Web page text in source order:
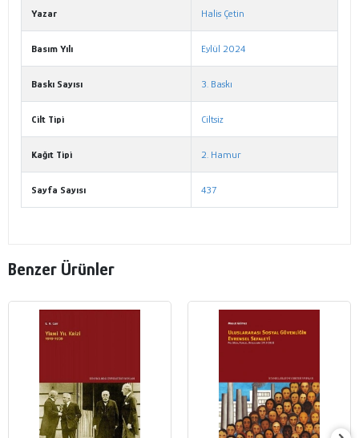
Yazar Halis Çetin
Basım Yılı Eylül 2024
Baskı Sayısı 3. Baskı
Cilt Tipi Ciltsiz
Kağıt Tipi 2. Hamur
Sayfa Sayısı 437
Benzer Ürünler